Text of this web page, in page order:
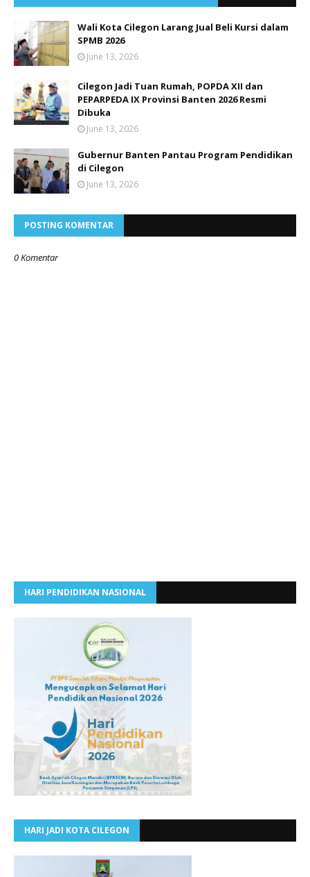
Wali Kota Cilegon Larang Jual Beli Kursi dalam
SPMB 2026
June 13, 2026
Cilegon Jadi Tuan Rumah, POPDA XII dan
PEPARPEDA IX Provinsi Banten 2026 Resmi
Dibuka
June 13, 2026
Gubernur Banten Pantau Program Pendidikan
di Cilegon
June 13, 2026
POSTING KOMENTAR
0 Komentar
HARI PENDIDIKAN NASIONAL
HARI JADI KOTA CILEGON